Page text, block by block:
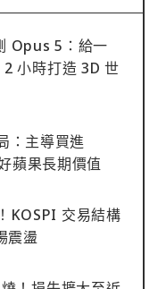
Opus 5：給一
小時打造 3D 世
：主導買進
蘋果長期價值
KOSPI 交易結構
震盪